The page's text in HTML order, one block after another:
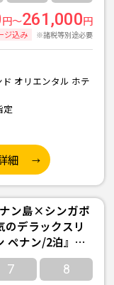
円～261,000円
ジ込み ※諸税等別途必要
オリエンタル ホテ
定
細
ン島×シンガポ
デラックスリ
ペナン/2泊』＆
≪成田発/シンガ
7 8